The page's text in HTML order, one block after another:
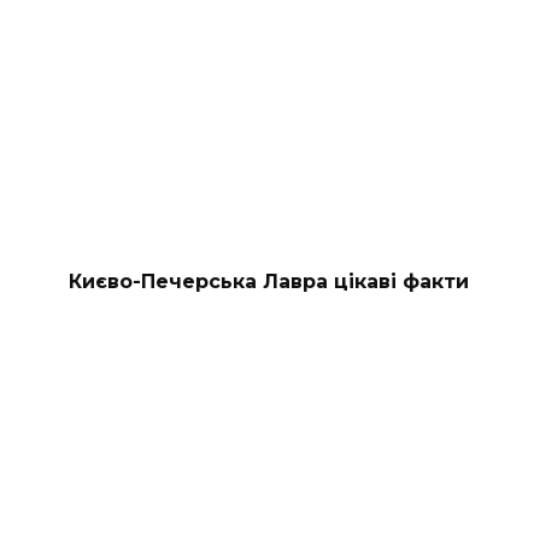
Києво-Печерська Лавра цікаві факти